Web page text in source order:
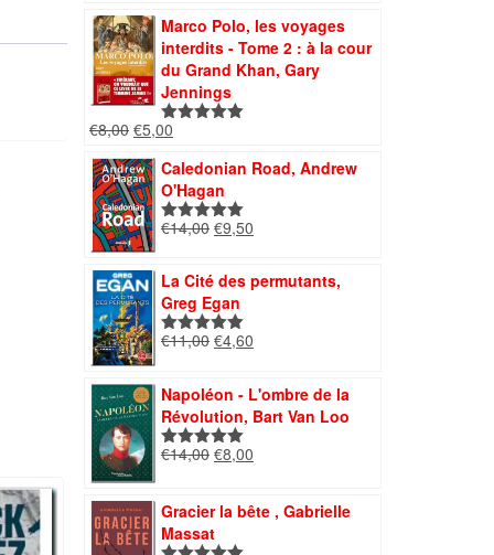
initial
était :
€13,00.
actuel
est :
€4,50.
Marco Polo, les voyages
interdits - Tome 2 : à la cour
du Grand Khan, Gary
Jennings
Note
€8,00 Le
initial
était :
€8,00.
€5,00
actuel
est :
€5,00.
Caledonian Road, Andrew
O'Hagan
Note5.00
€14,00 Le
initial
était :
€14,00.
€9,50
est :
La Cité des permutants,
Greg Egan
Note5.00
€11,00 Le
était :
€11,00.
€4,60
actuel
est :
€4,60.
Napoléon - L'ombre de la
Révolution, Bart Van Loo
Note5.00
€14,00 Le
était :
€14,00.
€8,00
est :
Gracier la bête , Gabrielle
Massat